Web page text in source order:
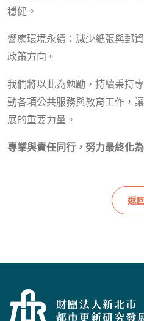
穩健。
響應環境永續：減少紙張與郵
政策方向。
我們將以此為勉勵，持續秉持
動各項公共服務與教育工作，
展的重要力量。
專業與責任同行，努力最終化
返